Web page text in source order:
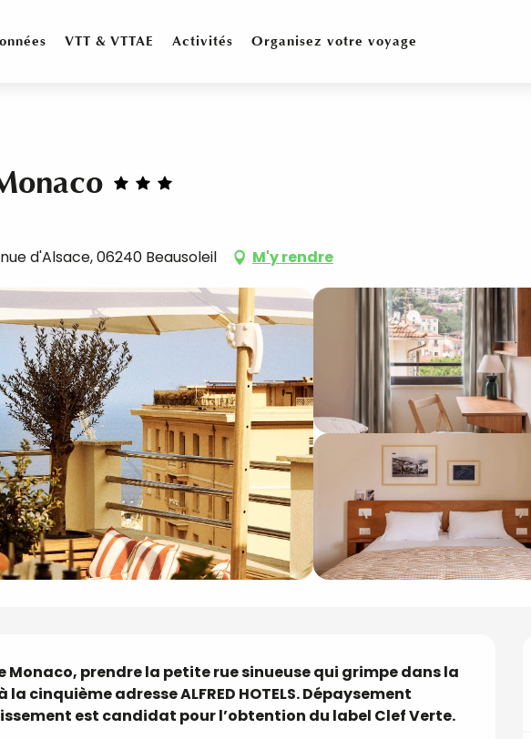
VTT & VTTAE Activités Organisez votre voyage
d'Alsace, 06240 Beausoleil M'y rendre
Monaco, prendre la petite rue sinueuse qui grimpe dans la
cinquième adresse ALFRED HOTELS. Dépaysement
est candidat pour l’obtention du label Clef Verte.